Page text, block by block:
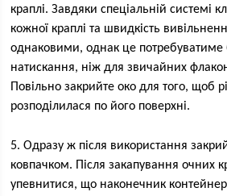
краплі. Завдяки спеціальній
кожної краплі та швидкість
однаковими, однак це потребуватиме
натискання, ніж для звичайних
Повільно закрийте око для того, щоб
розподілилася по його поверхні.
5. Одразу ж після використання
ковпачком. Після закапування очних
упевнитися, що наконечник